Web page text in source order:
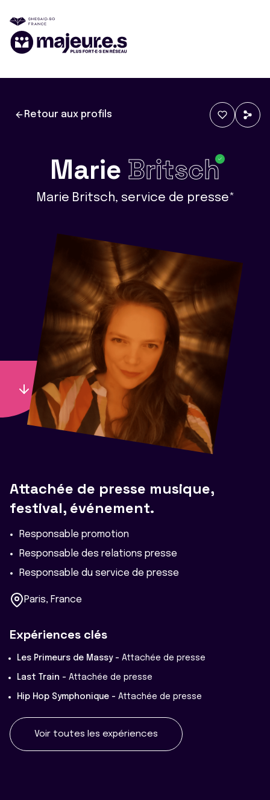
Retour aux profils
Marie Britsch
Marie Britsch, service de presse*
Attachée de presse musique,
festival, événement.
Responsable promotion
Responsable des relations presse
Responsable du service de presse
Paris, France
Expériences clés
Les Primeurs de Massy - Attachée de presse
Last Train - Attachée de presse
Hip Hop Symphonique - Attachée de presse
Voir toutes les expériences